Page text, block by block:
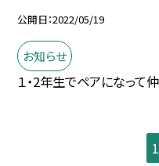
公開日 2022/05/19
お知らせ
１・2年生でペアになって
1